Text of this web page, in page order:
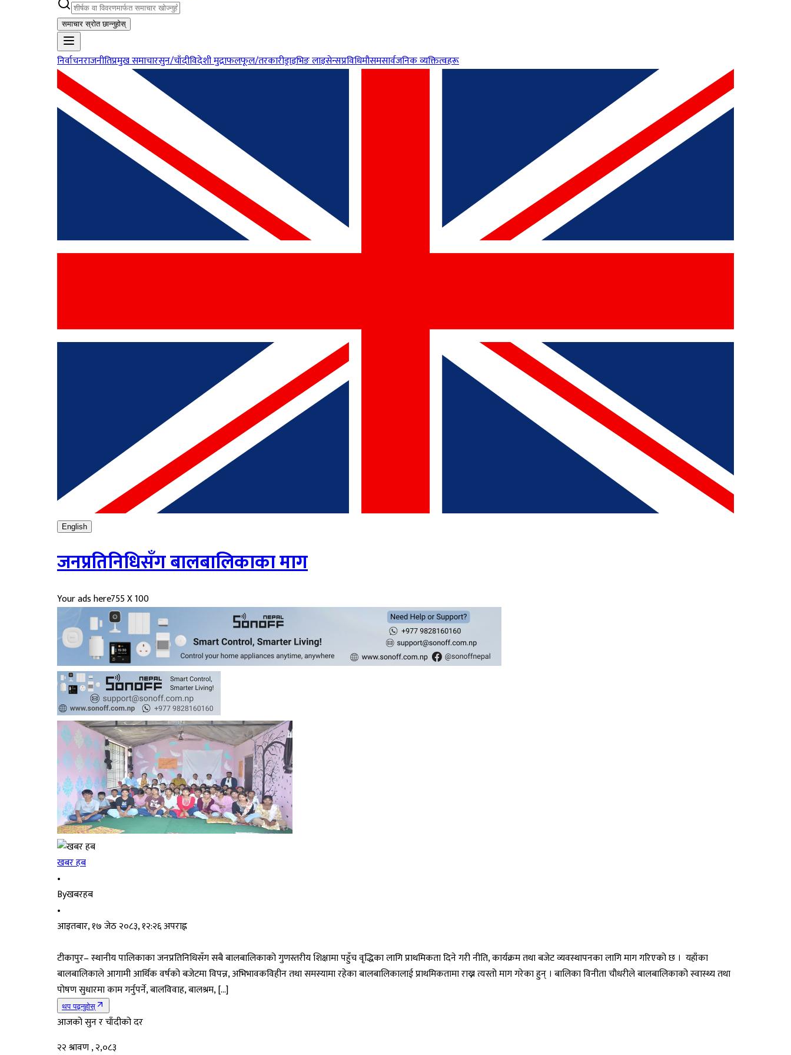
समाचार स्रोत छान्नुहोस्
निर्वाचनराजनीतिप्रमुख समाचारसुन/चाँदीविदेशी मुद्राफलफूल/तरकारीड्राइभिङ लाइसेन्सप्रविधिमौसमसार्वजनिक व्यक्तित्वहरू
English
जनप्रतिनिधिसँग बालबालिकाका माग
Your ads here755 X 100
खबर हब
•
Byखबरहब
•
आइतबार, १७ जेठ २०८३, १२:२६ अपराह्न
टीकापुर– स्थानीय पालिकाका जनप्रतिनिधिसँग सबै बालबालिकाको गुणस्तरीय शिक्षामा पहुँच वृद्धिका लागि प्राथमिकता दिने गरी नीति, कार्यक्रम तथा बजेट व्यवस्थापनका लागि माग गरिएको छ । यहाँका
बालबालिकाले आगामी आर्थिक वर्षको बजेटमा विपन्न, अभिभावकविहीन तथा समस्यामा रहेका बालबालिकालाई प्राथमिकतामा राख्न त्यस्तो माग गरेका हुन् । बालिका विनीता चौधरीले बालबालिकाको स्वास्थ्य तथा
पोषण सुधारमा काम गर्नुपर्ने, बालविवाह, बालश्रम, […]
थप पढ्नुहोस्
आजको सुन र चाँदीको दर
२२ श्रावण , २,०८३